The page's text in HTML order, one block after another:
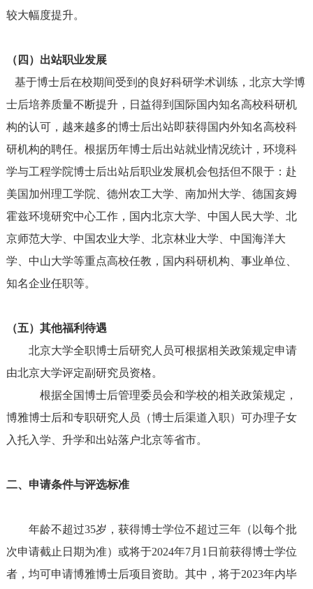
较大幅度提升。
（四）出站职业发展
基于博士后在校期间受到的良好科研学术训练，北京大学博
士后培养质量不断提升，日益得到国际国内知名高校科研机
构的认可，越来越多的博士后出站即获得国内外知名高校科
研机构的聘任。根据历年博士后出站就业情况统计， 环境科
学与工程学院博士后出站后职业发展机会包括但不限于： 赴
美国加州理工学院、德州农工大学、南加州大学 、德国亥姆
霍兹环境研究中心工作， 国内北京大学、 中国人民大学、北
京师范大学 、中国农业大学、北京林业大学、中国海洋大
学、中山大学等重点高校任教 ，国内科研机构
事业单位、
知名企业任职等。
（五）其他福利待遇
北京大学全职博士后研究人员可根据相关政策规定申请
由北京大学评定副研究员资格。
根据全国博士后管理委员会和学校的相关政策规定，
博雅博士后和专职研究人员（博士后渠道入职）可办理子女
入托入学、升学和出站落户北京等省市。
二、申请条件与评选标准
年龄不超过35岁，获得博士学位不超过三年（以每个批
次申请截止日期为准）或将于2024年7月1日前获得博士学位
者，均可申请博雅博士后项目资助。其中，将于2023年内毕